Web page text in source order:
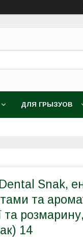
ДЛЯ ГРЫЗУОВ
Snak,
та
та
14